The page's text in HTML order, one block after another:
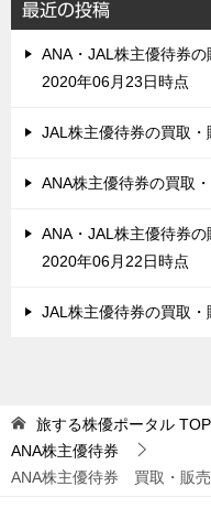
最近の投稿
ANA・JAL株主優待券
2020年06月23日時点
JAL株主優待券の買取
ANA株主優待券の買取
ANA・JAL株主優待券
2020年06月22日時点
JAL株主優待券の買取
旅する株優ポータル TOP
ANA株主優待券
ANA株主優待券 買取・販